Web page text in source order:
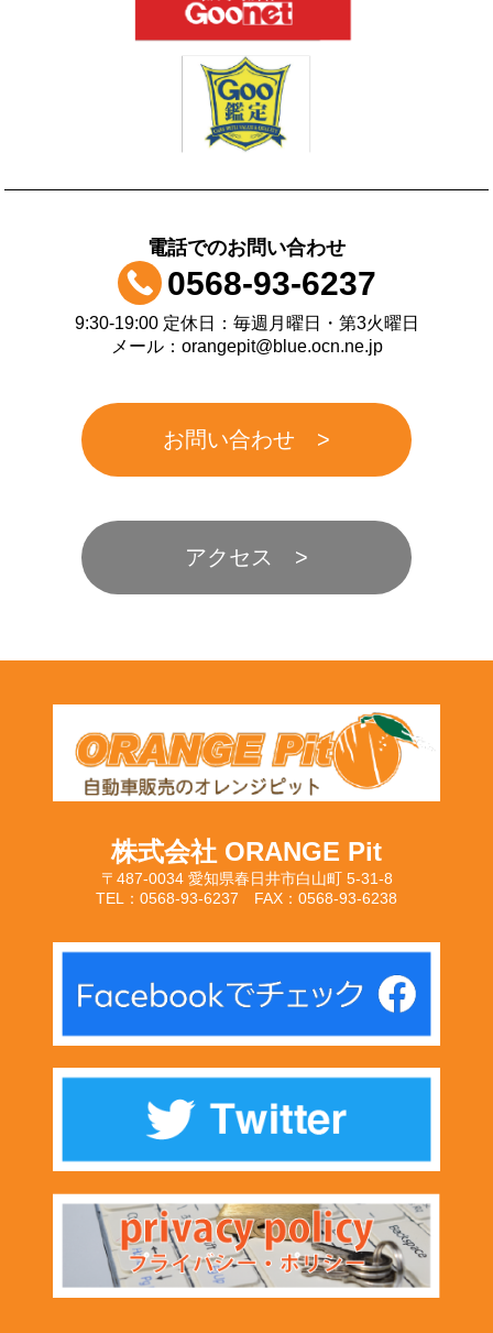
電話でのお問い合わせ
0568-93-6237
9:30-19:00 定休日：毎週月曜日・第3火曜日
メール：orangepit@blue.ocn.ne.jp
お問い合わせ
アクセス
株式会社 ORANGE Pit
〒487-0034 愛知県春日井市白山町 5-31-8
TEL：0568-93-6237 FAX：0568-93-6238